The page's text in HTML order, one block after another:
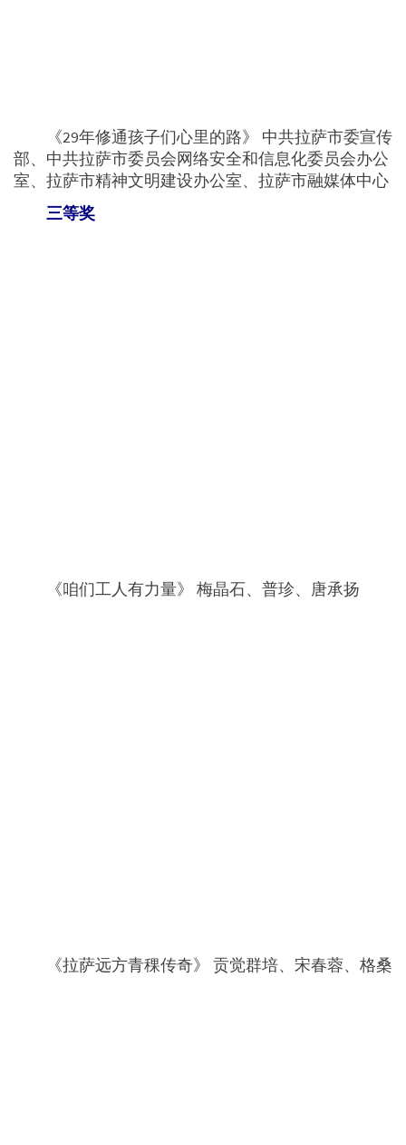
《29年修通孩子们心里的路》 中共拉萨市委宣传
部、中共拉萨市委员会网络安全和信息化委员会办公
室、拉萨市精神文明建设办公室、拉萨市融媒体中心
三等奖
《咱们工人有力量》 梅晶石、普珍、唐承扬
《拉萨远方青稞传奇》 贡觉群培、宋春蓉、格桑